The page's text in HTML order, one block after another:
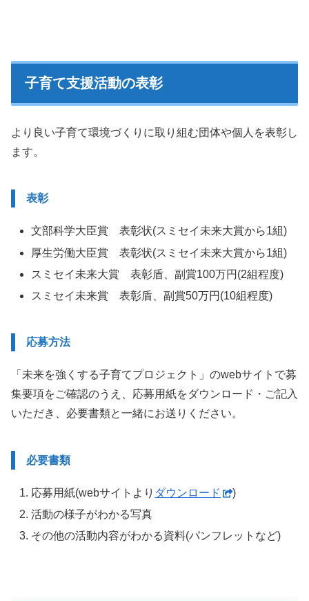
子育て支援活動の表彰
より良い子育て環境づくりに取り組む団体や個人を表彰し
ます。
表彰
文部科学大臣賞 表彰状(スミセイ未来大賞から1組)
厚生労働大臣賞 表彰状(スミセイ未来大賞から1組)
スミセイ未来大賞 表彰盾、副賞100万円(2組程度)
スミセイ未来賞 表彰盾、副賞50万円(10組程度)
応募方法
「未来を強くする子育てプロジェクト」のwebサイトで募
集要項をご確認のうえ、応募用紙をダウンロード・ご記入
いただき、必要書類と一緒にお送りください。
必要書類
応募用紙(webサイトより ダウンロード
)
活動の様子がわかる写真
その他の活動内容がわかる資料(パンフレットなど)